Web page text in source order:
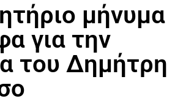
μήνυμα
για την
του Δημήτρη